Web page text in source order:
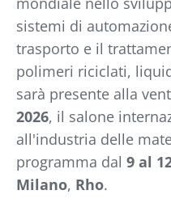
sistemi di
trasporto e il
polimeri riciclati,
sarà presente alla
2026, il salone
all'industria delle
programma dal 9 al
Milano, Rho.